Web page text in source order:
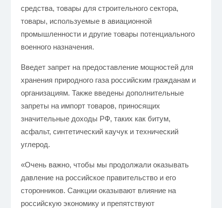
средства, товары для строительного сектора,
товары, используемые в авиационной
промышленности и другие товары потенциального
военного назначения.
Введет запрет на предоставление мощностей для
хранения природного газа российским гражданам и
организациям. Также введены дополнительные
запреты на импорт товаров, приносящих
значительные доходы РФ, таких как битум,
асфальт, синтетический каучук и технический
углерод.
«Очень важно, чтобы мы продолжали оказывать
давление на российское правительство и его
сторонников. Санкции оказывают влияние на
российскую экономику и препятствуют